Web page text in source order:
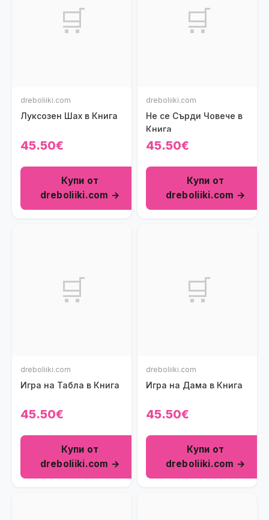
🛒
dreboliiki.com
Луксозен Шах в Книга
45.50€
Купи от
dreboliiki.com →
🛒
dreboliiki.com
Не се Сърди Човече в
Книга
45.50€
Купи от
dreboliiki.com →
🛒
dreboliiki.com
Игра на Табла в Книга
45.50€
Купи от
dreboliiki.com →
🛒
dreboliiki.com
Игра на Дама в Книга
45.50€
Купи от
dreboliiki.com →